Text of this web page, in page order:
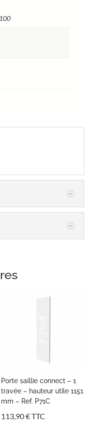
Porte saillie connect – 1
travée – hauteur utile 1151
mm – Ref. P71C
113,90€TTC